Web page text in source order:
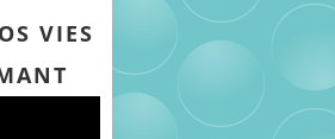
VIES